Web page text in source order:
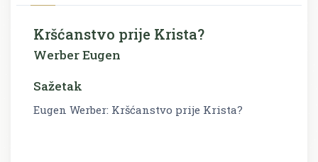
Kršćanstvo prije Krista?
Werber Eugen
Sažetak
Eugen Werber: Kršćanstvo prije Krista?